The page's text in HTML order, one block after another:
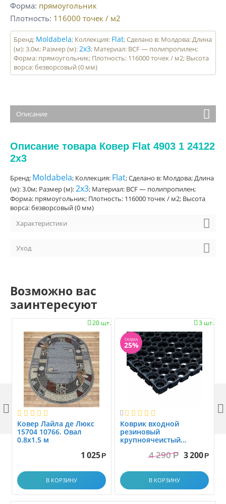
Форма прямоугольник
Плотность 116000 точек / м2
Бренд: Moldabela; Коллекция: Flat; Сделано в: Молдова; Длина
(м): 3.0м; Размер (м):2x3; Материал: BCF — полипропилен;
Форма: прямоугольник; Плотность: 116000 точек / м2; Высота
ворса: безворсовый (0 мм)
Описание
Описание товара Ковер Flat 4903 1 24122
2x3
Бренд: Moldabela; Коллекция: Flat; Сделано в: Молдова; Длина
(м): 3.0м; Размер (м):2x3; Материал: BCF — полипропилен;
Форма: прямоугольник; Плотность: 116000 точек / м2; Высота
ворса: безворсовый (0 мм)
Характеристики
Уход
Возможно вас
заинтересуют
20 шт.

Ковер Лайла де Люкс
15704 10766. Овал
0.8x1.5 м
1 025 Р
В КОРЗИНУ
3 шт.

СКИДКА
25%

Коврик вxодной
резиновый
крупноячеистый
1.0x1.5 м4 290 Р 3 200 Р
В КОРЗИНУ
 